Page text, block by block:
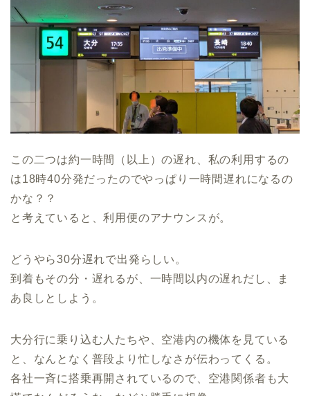
この二つは約一時間（以上）の遅れ、私の利用するの
は18時40分発だったのでやっぱり一時間遅れになるの
かな？？
と考えていると、利用便のアナウンスが。
どうやら30分遅れで出発らしい。
到着もその分・遅れるが、一時間以内の遅れだし、ま
あ良しとしよう。
大分行に乗り込む人たちや、空港内の機体を見ている
と、なんとなく普段より忙しなさが伝わってくる。
各社一斉に搭乗再開されているので、空港関係者も大